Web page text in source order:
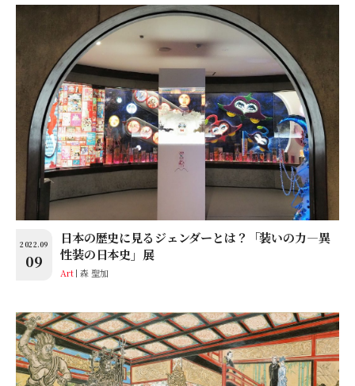
2022.09
09
日本の歴史に見るジェンダーとは？「装いの力―異
性装の日本史」展
Art 森 聖加